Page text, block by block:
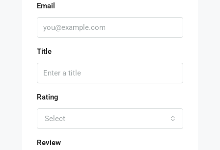
Email
Title
Rating
Select
Review